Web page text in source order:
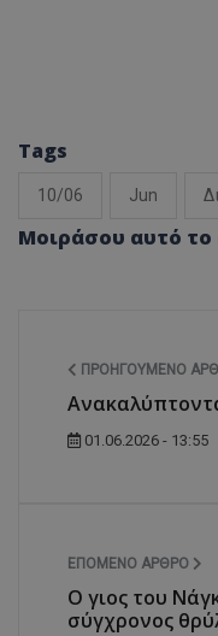
Tags
10/06 Jun
Μοιράσου αυτό το
ΠΡΟΗΓΟΎΜΕΝΟ
01.06.2026 - 13:55
ΕΠΌΜΕΝΟ ΆΡΘΡΟ
Ο γιος του
σύγχρονος